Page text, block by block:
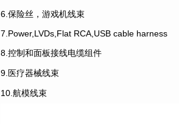
6.保险丝，游戏机线束
7.Power,LVDs,Flat RCA,USB cable harness
8.控制和面板接线电缆组件
9.医疗器械线束
10.航模线束